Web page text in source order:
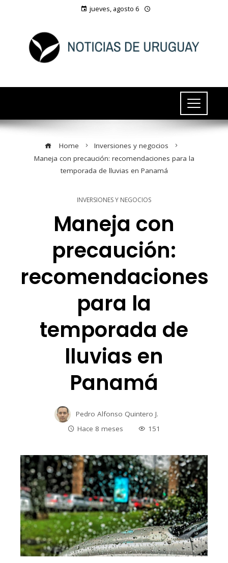
jueves, agosto 6
Home
Inversiones y negocios
Maneja con precaución: recomendaciones para la
temporada de lluvias en Panamá
INVERSIONES Y NEGOCIOS
Maneja con
precaución:
recomendaciones
para la
temporada de
lluvias en
Panamá
Pedro Alfonso Quintero J.
Hace 8 meses
151